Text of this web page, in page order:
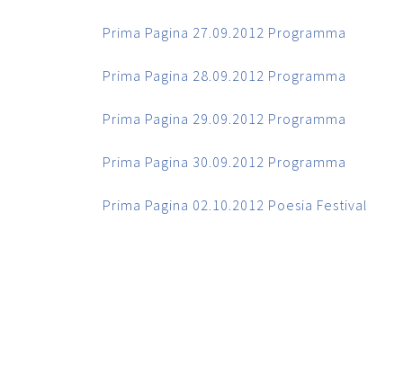
Prima Pagina 27.09.2012 Programma
Prima Pagina 28.09.2012 Programma
Prima Pagina 29.09.2012 Programma
Prima Pagina 30.09.2012 Programma
Prima Pagina 02.10.2012 Poesia Festival